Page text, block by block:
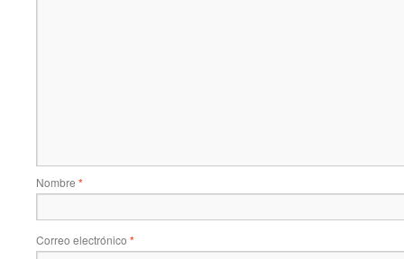
Nombre *
Correo electrónico *